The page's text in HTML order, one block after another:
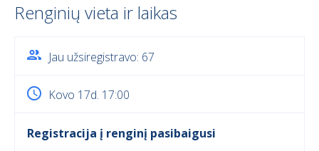
Renginių vieta ir laikas
Jau užsiregistravo: 67
Kovo 17d. 17:00
Registracija į renginį pasibaigusi